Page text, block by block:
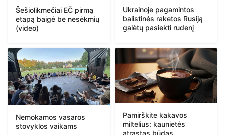
Šešiolikmečiai EČ pirmą
etapą baigė be nesėkmių
(video)
Ukrainoje pagamintos
balistinės raketos Rusiją
galėtų pasiekti rudenį
Nemokamos vasaros
stovyklos vaikams
Pamirškite kakavos
miltelius: kaunietės